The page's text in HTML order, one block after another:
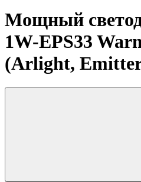
Мощный
1W-EPS33
(Arlight,